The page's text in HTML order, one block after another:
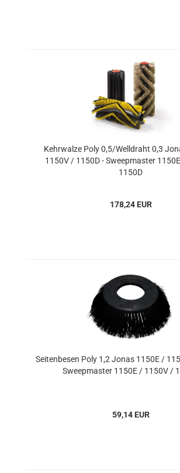
Kehrwalze Poly 0,5/Welldraht 0,3
1150V / 1150D - Sweepmaster
1150D
178,24 EUR
Seitenbesen Poly 1,2 Jonas 1150E /
Sweepmaster 1150E / 1150V /
59,14 EUR